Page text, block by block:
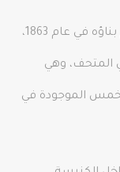
مع نقش على مدخل المبنى يشير إلى أنه تم بناؤه في عام 1863،
المتحف، وهي
الموجودة في